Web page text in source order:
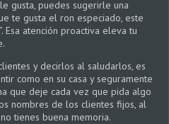
gusta, puedes sugerirle una
te gusta el ron especiado, este
Esa atención proactiva eleva tu
y decirlos al saludarlos, es
como en su casa y seguramente
que deje cada vez que pida algo
nombres de los clientes fijos, al
tienes buena memoria.